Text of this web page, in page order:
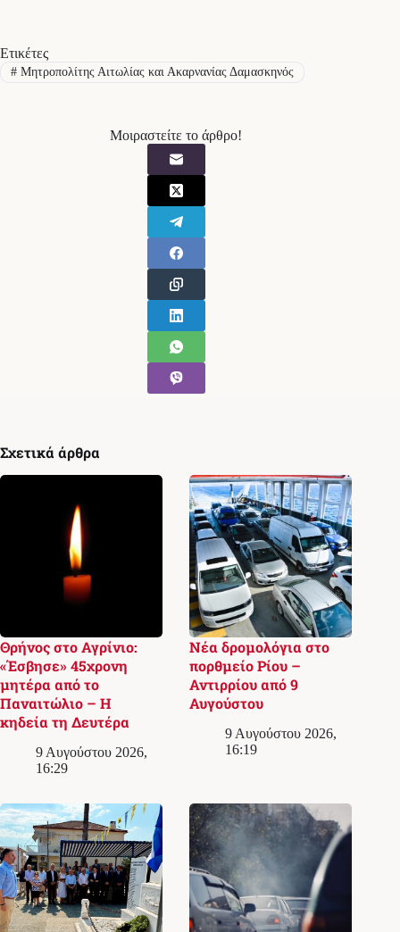
Ετικέτες
#Μητροπολίτης Αιτωλίας και Ακαρνανίας Δαμασκηνός
Μοιραστείτε το άρθρο!
Σχετικά άρθρα
Θρήνος στο Αγρίνιο:
«Έσβησε» 45χρονη
μητέρα από το
Παναιτώλιο – Η
κηδεία τη Δευτέρα
9 Αυγούστου 2026,
16:29
Νέα δρομολόγια στο
πορθμείο Ρίου –
Αντιρρίου από 9
Αυγούστου
9 Αυγούστου 2026,
16:19